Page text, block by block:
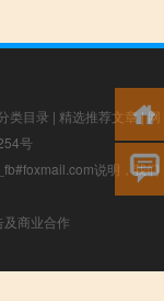
类目录 | 精选推荐文章|网
号
说明，我们
商业合作